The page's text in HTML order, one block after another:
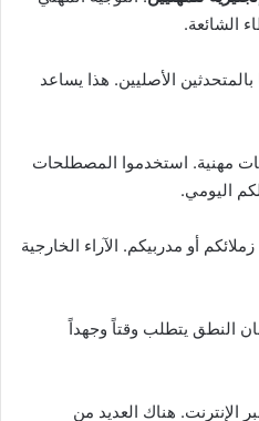
الشائعة.
الأصليين. هذا يساعد
مهنية. استخدموا المصطلحات
اليومي.
أو مدربيكم. الآراء الخارجية
النطق يتطلب وقتاً وجهداً
الإنترنت. هناك العديد من